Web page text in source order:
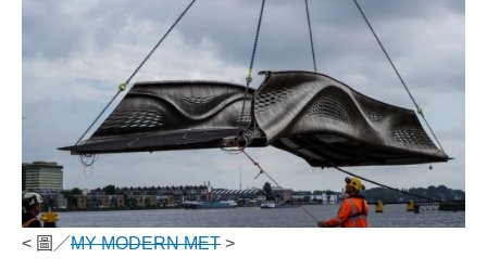
< 圖／MY MODERN MET >